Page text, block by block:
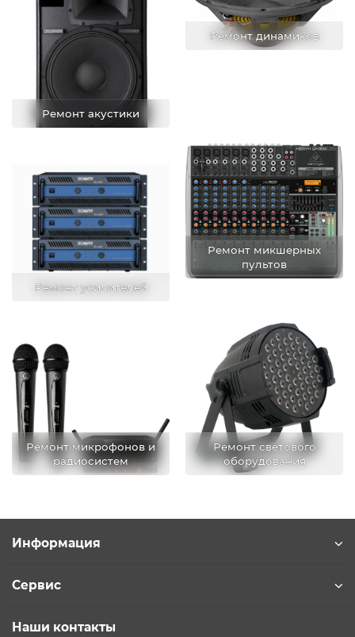
Ремонт акустики
Ремонт динамиков
Ремонт усилителей
Ремонт микшерных
пультов
Ремонт микрофонов и
радиосистем
Ремонт светового
оборудования
Информация
Сервис
Наши контакты